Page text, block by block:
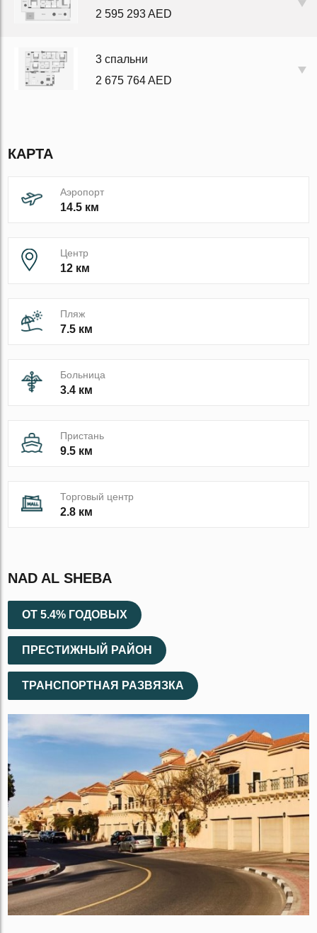
2 595 293 AED
3 спальни
2 675 764 AED
КАРТА
Аэропорт
14.5 км
Центр
12 км
Пляж
7.5 км
Больница
3.4 км
Пристань
9.5 км
Торговый центр
2.8 км
NAD AL SHEBA
ОТ 5.4% ГОДОВЫХ
ПРЕСТИЖНЫЙ РАЙОН
ТРАНСПОРТНАЯ РАЗВЯЗКА